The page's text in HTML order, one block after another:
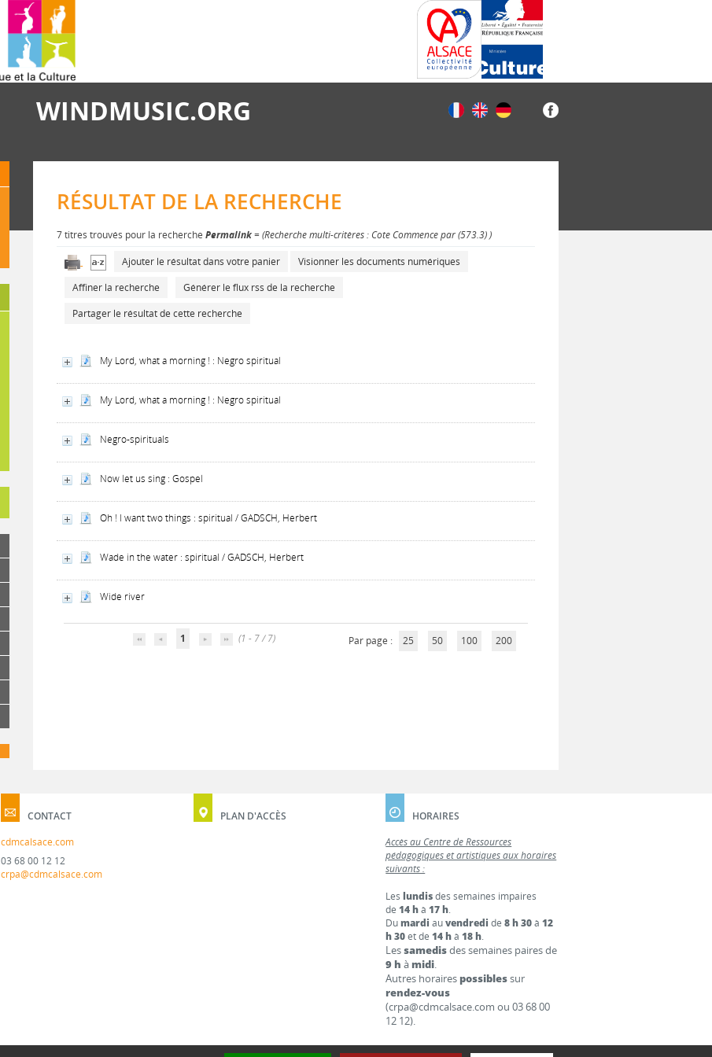
WINDMUSIC.ORG
RÉSULTAT DE LA RECHERCHE
7 titres trouvés pour la recherche Permalink= (Recherche multi-critères : Cote Commence par (573.3) )
Ajouter le résultat dans votre panier
Visionner les documents numériques
Affiner la recherche
Générer le flux rss de la recherche
Partager le résultat de cette recherche
My Lord, what a morning ! : Negro spiritual
My Lord, what a morning ! : Negro spiritual
Negro-spirituals
Now let us sing : Gospel
Oh ! I want two things : spiritual / GADSCH, Herbert
Wade in the water : spiritual / GADSCH, Herbert
Wide river
1 (1 - 7 / 7) Par page : 25 50 100 200
CONTACT
cdmcalsace.com
03 68 00 12 12
crpa@cdmcalsace.com
PLAN D'ACCÈS
HORAIRES
Accès au Centre de Ressources
pédagogiques et artistiques aux horaires
suivants :
Leslundisdes semaines impaires
de14 hà17 h.
Dumardi auvendredi de8 h 30à12
h 30et de14 hà18 h.
Lessamedisdes semaines paires de
9 h à midi.
Autres horaires possiblessur
rendez-vous
(crpa@cdmcalsace.com ou 03 68 00
12 12).